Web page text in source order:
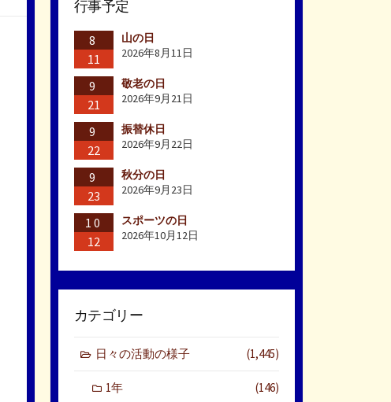
行事予定
8
11
山の日
2026年8月11日
9
21
敬老の日
2026年9月21日
9
22
振替休日
2026年9月22日
9
23
秋分の日
2026年9月23日
10
12
スポーツの日
2026年10月12日
カテゴリー
日々の活動の様子 (1,445)
1年 (146)